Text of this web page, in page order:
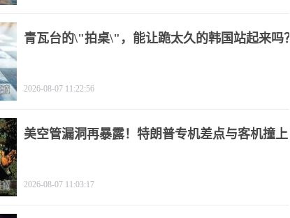
青瓦台的\"拍桌\"，能让跪太久的韩国站起来吗？
2026-08-07 11:22:56
美空管漏洞再暴露！特朗普专机差点与客机撞上
2026-08-07 11:03:17